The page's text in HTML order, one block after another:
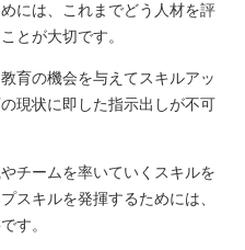
には、これまでどう人材を評
とが大切です。
育の機会を与えてスキルアッ
現状に即した指示出しが不可
チームを率いていくスキルを
スキルを発揮するためには、
す。